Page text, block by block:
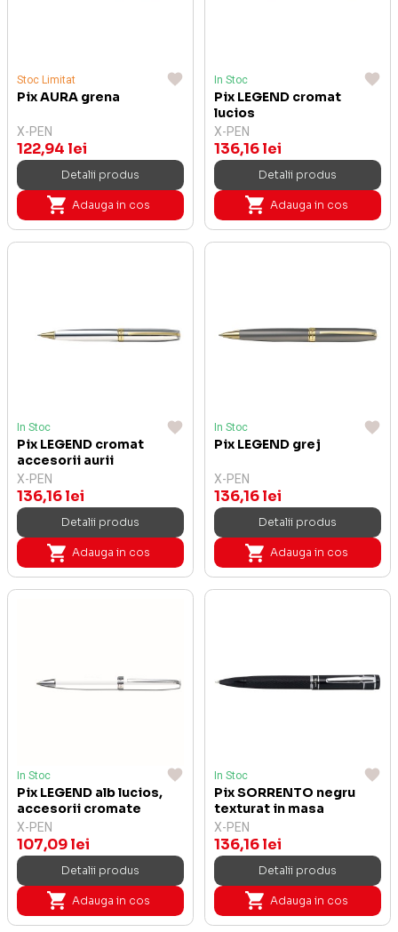
Stoc Limitat
Pix AURA grena
X-PEN
122,94 lei
Detalii produs
Adauga in cos
In Stoc
Pix LEGEND cromat
lucios
X-PEN
136,16 lei
Detalii produs
Adauga in cos
In Stoc
Pix LEGEND cromat
accesorii aurii
X-PEN
136,16 lei
Detalii produs
Adauga in cos
In Stoc
Pix LEGEND grej
X-PEN
136,16 lei
Detalii produs
Adauga in cos
In Stoc
Pix LEGEND alb lucios,
accesorii cromate
X-PEN
107,09 lei
Detalii produs
Adauga in cos
In Stoc
Pix SORRENTO negru
texturat in masa
X-PEN
136,16 lei
Detalii produs
Adauga in cos